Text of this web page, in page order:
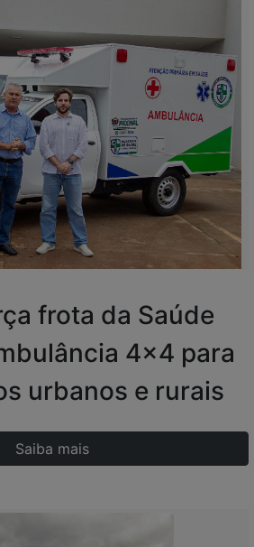
frota da Saúde
4x4 para
urbanos e rurais
Saiba mais